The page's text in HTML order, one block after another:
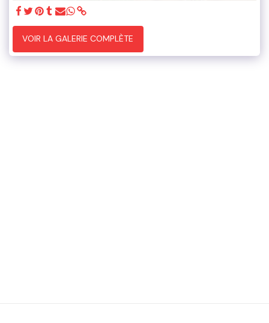
VOIR LA GALERIE COMPLÈTE